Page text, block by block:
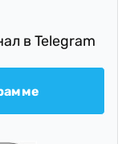
в Telegram